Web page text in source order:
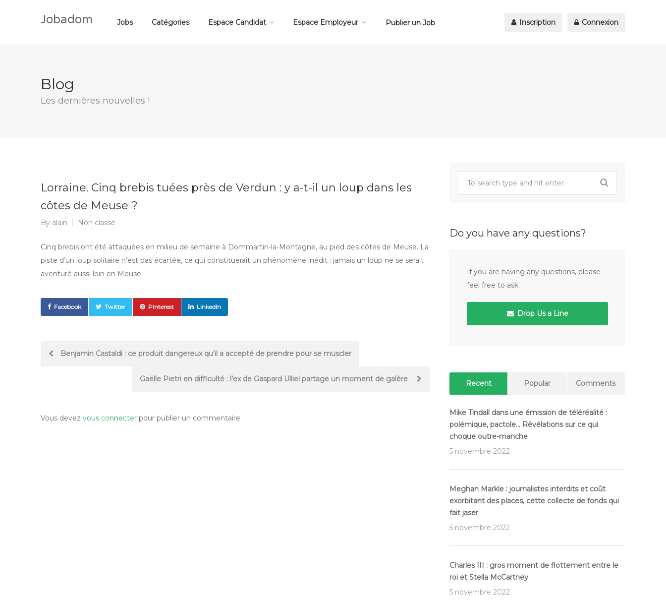
Jobadom Jobs Catégories Espace Candidat Espace Employeur Publier un Job Inscription Connexion
Blog
Les dernières nouvelles !
Lorraine. Cinq brebis tuées près de Verdun : y a-t-il un loup dans les
côtes de Meuse ?
By alain Non classé
Cinq brebis ont été attaquées en milieu de semaine à Dommartin-la-Montagne, au pied des côtes de Meuse. La
piste d’un loup solitaire n’est pas écartée, ce qui constituerait un phénomène inédit : jamais un loup ne se serait
aventuré aussi loin en Meuse.
Facebook Twitter Pinterest LinkedIn
PostBenjamin Castaldi : ce produit dangereux qu’il a accepté de prendre pour se muscler
Gaëlle Pietri en difficulté : l’ex de Gaspard Ulliel partage un moment de galère
Vous devez vous connecter pour publier un commentaire.
Do you have any questions?
If you are having any questions, please
feel free to ask.
Drop Us a Line
Recent Popular Comments
Mike Tindall dans une émission de téléréalité :
polémique, pactole… Révélations sur ce qui
choque outre-manche
5 novembre 2022
Meghan Markle : journalistes interdits et coût
exorbitant des places, cette collecte de fonds qui
fait jaser
5 novembre 2022
Charles III : gros moment de flottement entre le
roi et Stella McCartney
5 novembre 2022